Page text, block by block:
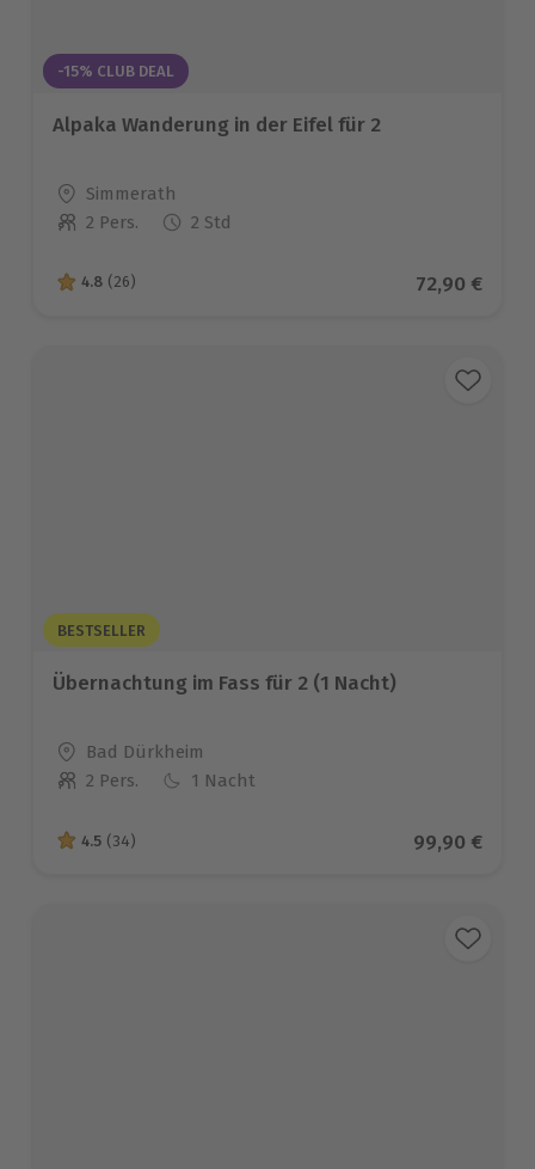
-15% CLUB DEAL
Alpaka Wanderung in der Eifel für 2
Standort
Simmerath
Anzahl der Teilnehmer
2 Pers. 2 Std
4.8 von 5 Sternen basierend auf 26 Bewertungen
4.8 (26) Aktueller
72,90 €
BESTSELLER
Übernachtung im Fass für 2 (1 Nacht)
Standort
Bad Dürkheim
Anzahl der Teilnehmer
2 Pers. 1 Nacht
4.5 von 5 Sternen basierend auf 34 Bewertungen
4.5 (34) Aktueller
99,90 €